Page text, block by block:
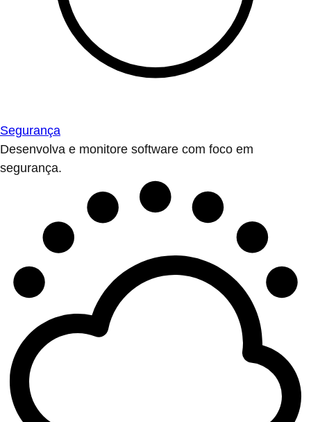
Segurança
Desenvolva e monitore software com foco em
segurança.